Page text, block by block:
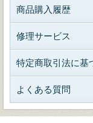
商品購入履歴
修理サービス
特定商取引法に基
よくある質問